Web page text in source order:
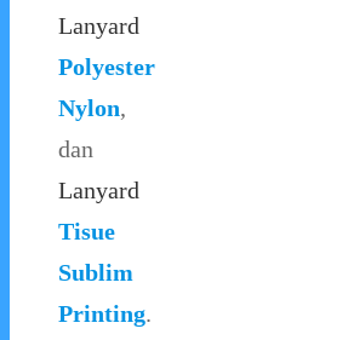
Lanyard
Polyester
Nylon,
dan
Lanyard
Tisue
Sublim
Printing.